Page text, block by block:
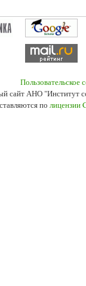
Пользовательское
сайт АНО "Институт
по лицензии